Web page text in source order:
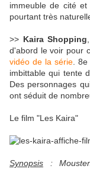
immeuble de cité
pourtant très
>> Kaira Shopping
d'abord le voir pour
vidéo de la série .
imbittable qui tente
Des personnages
ont séduit de
Le film "Les Kaira"
Synopsis :